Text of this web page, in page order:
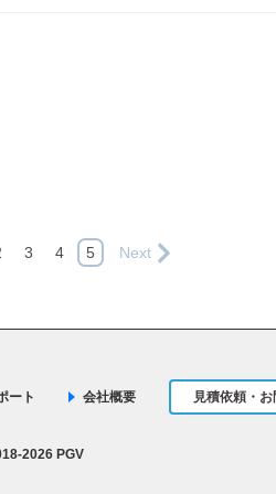
3 4 5 Next
ート 会社概要 見積依頼・
2026 PGV